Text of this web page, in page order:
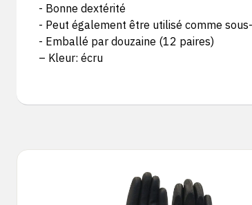
- Bonne dextérité
- Peut également être utilisé comme
- Emballé par douzaine (12 paires)
– Kleur: écru